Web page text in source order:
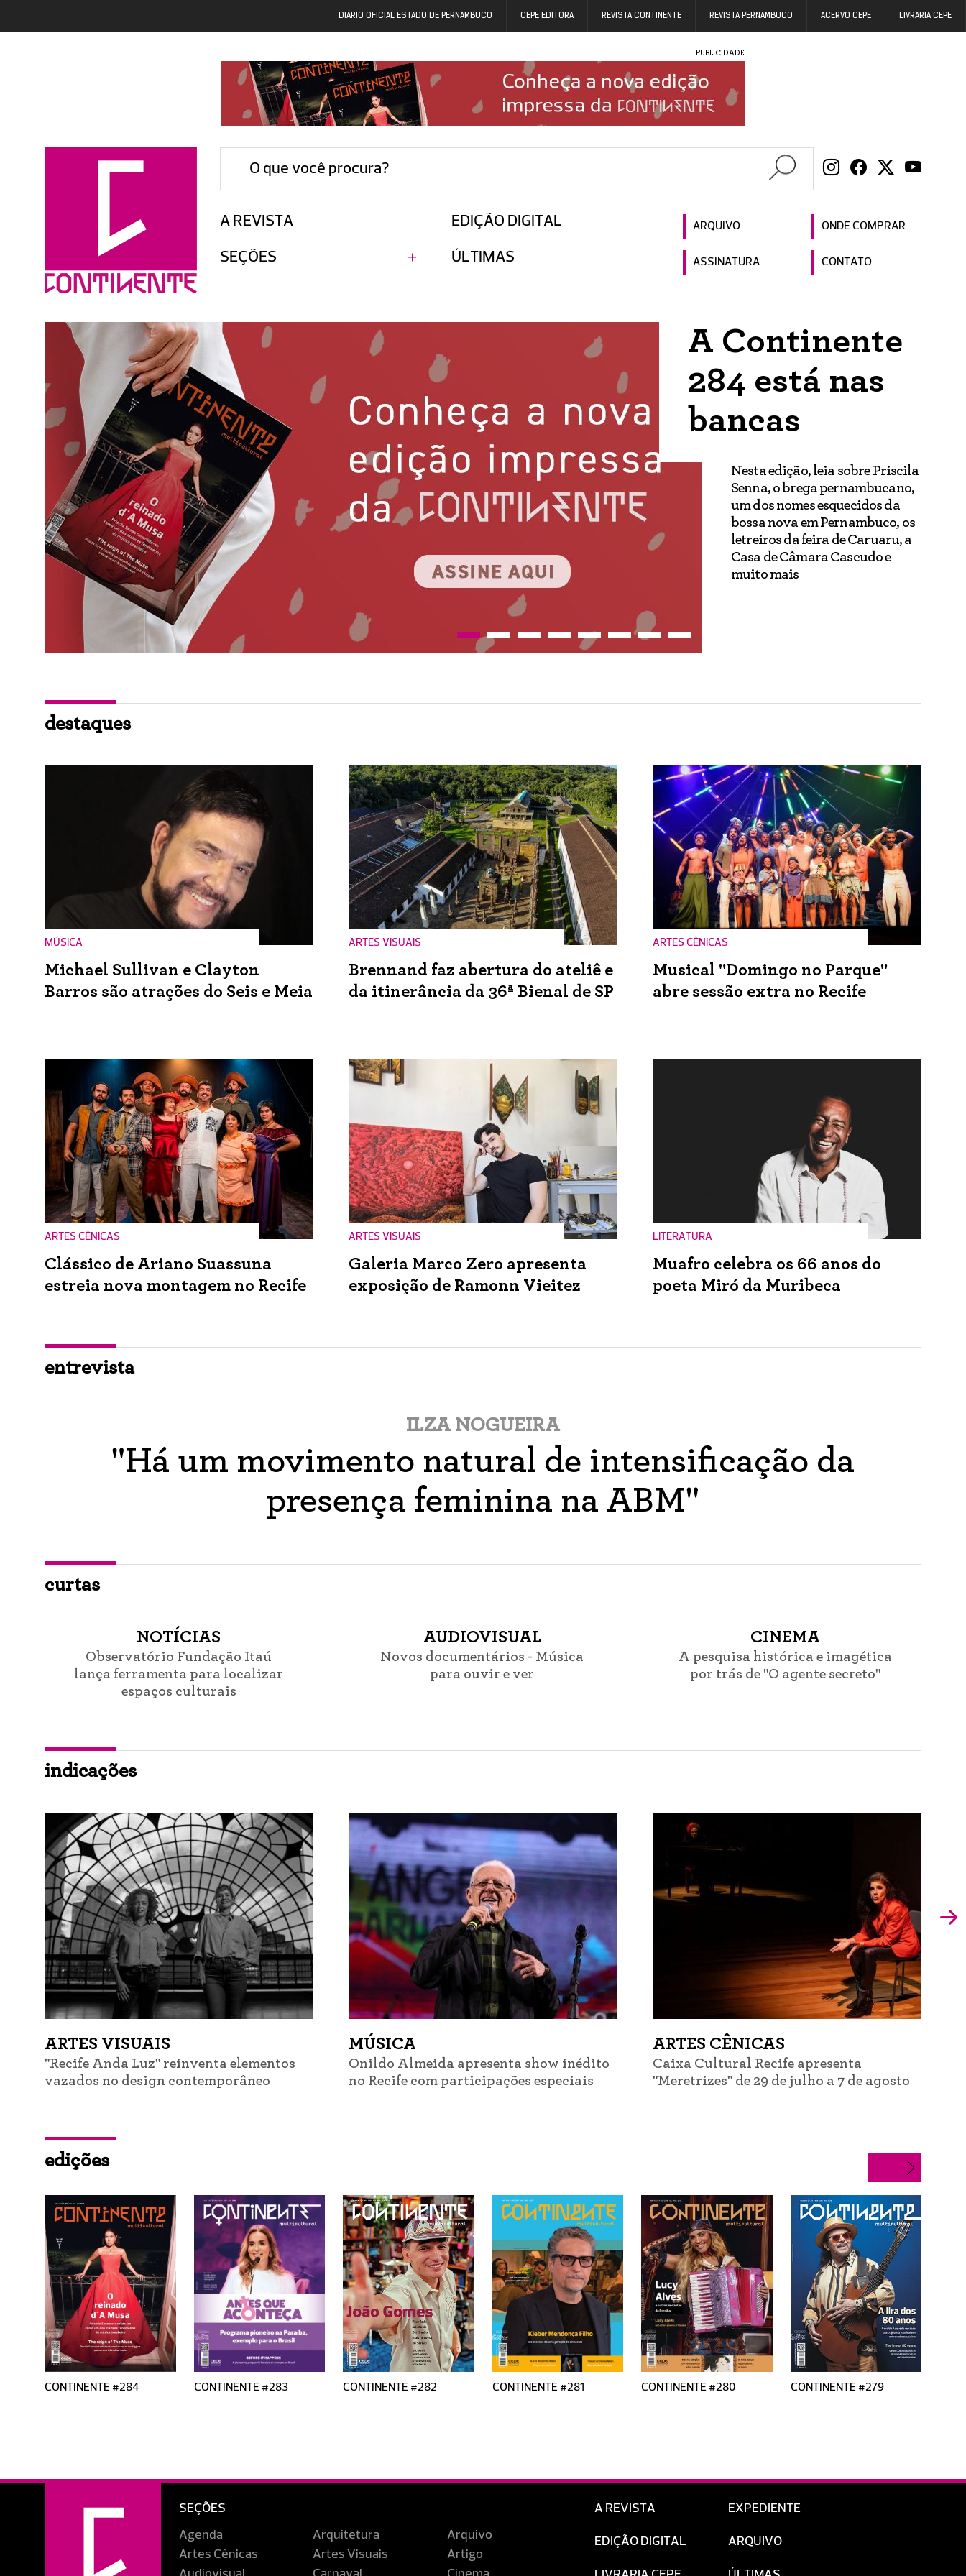
DIÁRIO OFICIAL ESTADO DE PERNAMBUCO CEPE EDITORA REVISTA CONTINENTE REVISTA PERNAMBUCO ACERVO CEPE LIVRARIA CEPE
PUBLICIDADE
O que você procura?
A REVISTA EDIÇÃO DIGITAL ARQUIVO ONDE COMPRAR
SEÇÕES ÚLTIMAS ASSINATURA CONTATO
A Continente
284 está nas
bancas
Nesta edição, leia sobre Priscila
Senna, o brega pernambucano,
um dos nomes esquecidos da
bossa nova em Pernambuco, os
letreiros da feira de Caruaru, a
Casa de Câmara Cascudo e
muito mais
destaques
MÚSICA
Michael Sullivan e Clayton
Barros são atrações do Seis e Meia
ARTES VISUAIS
Brennand faz abertura do ateliê e
da itinerância da 36ª Bienal de SP
ARTES CÊNICAS
Musical "Domingo no Parque"
abre sessão extra no Recife
ARTES CÊNICAS
Clássico de Ariano Suassuna
estreia nova montagem no Recife
ARTES VISUAIS
Galeria Marco Zero apresenta
exposição de Ramonn Vieitez
LITERATURA
Muafro celebra os 66 anos do
poeta Miró da Muribeca
entrevista
ILZA NOGUEIRA
"Há um movimento natural de intensificação da
presença feminina na ABM"
curtas
NOTÍCIAS
Observatório Fundação Itaú
lança ferramenta para localizar
espaços culturais
AUDIOVISUAL
Novos documentários - Música
para ouvir e ver
CINEMA
A pesquisa histórica e imagética
por trás de "O agente secreto"
indicações
ARTES VISUAIS
"Recife Anda Luz" reinventa elementos
vazados no design contemporâneo
MÚSICA
Onildo Almeida apresenta show inédito
no Recife com participações especiais
ARTES CÊNICAS
Caixa Cultural Recife apresenta
"Meretrizes" de 29 de julho a 7 de agosto
edições
CONTINENTE #284 CONTINENTE #283 CONTINENTE #282 CONTINENTE #281 CONTINENTE #280 CONTINENTE #279
SEÇÕES
Agenda Arquitetura
Arquivo
Artes Cênicas
Artes Visuais
Artigo
A REVISTA
EDIÇÃO DIGITAL
EXPEDIENTE
ARQUIVO